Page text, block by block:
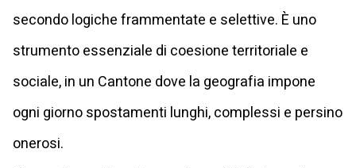
secondo logiche frammentate e selettive. È uno
strumento essenziale di coesione territoriale e
sociale, in un Cantone dove la geografia impone
ogni giorno spostamenti lunghi, complessi e persino
onerosi.